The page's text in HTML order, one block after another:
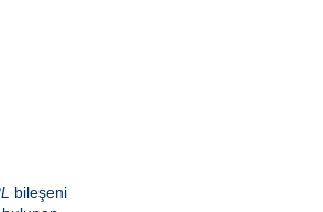
bileşeni